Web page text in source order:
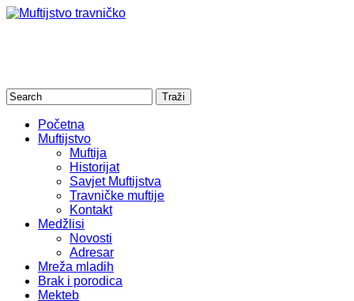
Početna
Muftijstvo
Muftija
Historijat
Savjet Muftijstva
Travničke muftije
Kontakt
Medžlisi
Novosti
Adresar
Mreža mladih
Brak i porodica
Mekteb